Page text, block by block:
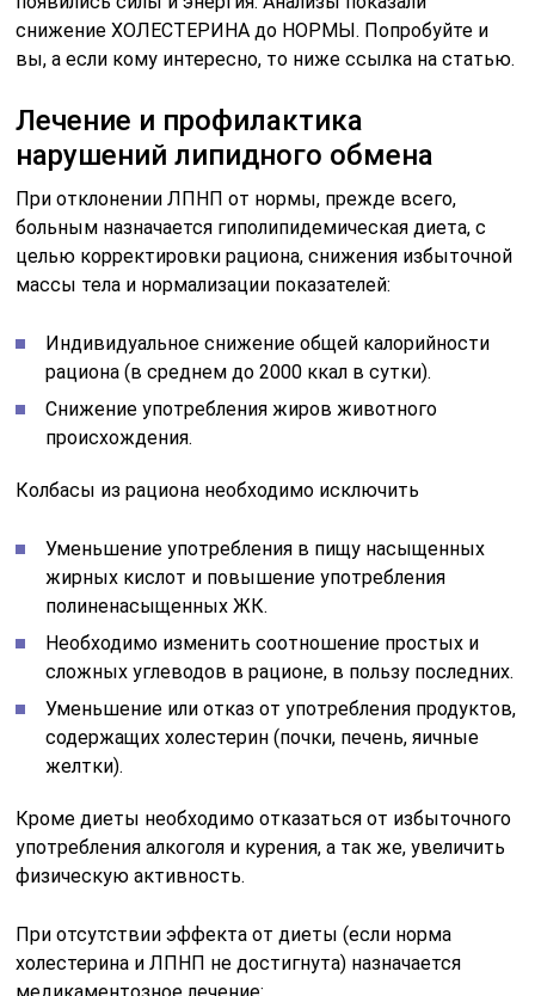
снижение ХОЛЕСТЕРИНА до НОРМЫ. Попробуйте и
вы, а если кому интересно, то ниже ссылка на статью.
Лечение и профилактика
нарушений липидного обмена
При отклонении ЛПНП от нормы, прежде всего,
больным назначается гиполипидемическая диета, с
целью корректировки рациона, снижения избыточной
массы тела и нормализации показателей:
Индивидуальное снижение общей калорийности
рациона (в среднем до 2000 ккал в сутки).
Снижение употребления жиров животного
происхождения.
Колбасы из рациона необходимо исключить
Уменьшение употребления в пищу насыщенных
жирных кислот и повышение употребления
полиненасыщенных ЖК.
Необходимо изменить соотношение простых и
сложных углеводов в рационе, в пользу последних.
Уменьшение или отказ от употребления продуктов,
содержащих холестерин (почки, печень, яичные
желтки).
Кроме диеты необходимо отказаться от избыточного
употребления алкоголя и курения, а так же, увеличить
физическую активность.
При отсутствии эффекта от диеты (если норма
холестерина и ЛПНП не достигнута) назначается